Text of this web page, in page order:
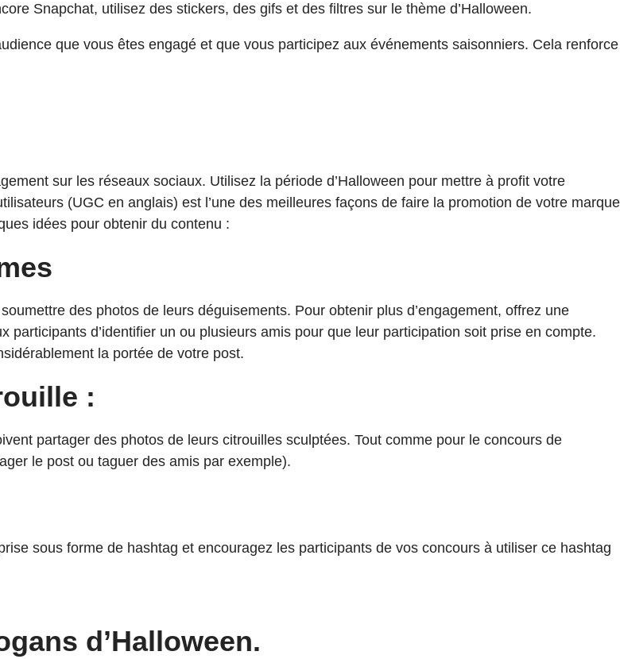
Snapchat, utilisez des stickers, des gifs et des filtres sur le thème d’Halloween.
que vous êtes engagé et que vous participez aux événements saisonniers. Cela renforce
sur les réseaux sociaux. Utilisez la période d’Halloween pour mettre à profit votre
(UGC en anglais) est l’une des meilleures façons de faire la promotion de votre marque
idées pour obtenir du contenu :
des photos de leurs déguisements. Pour obtenir plus d’engagement, offrez une
d’identifier un ou plusieurs amis pour que leur participation soit prise en compte.
la portée de votre post.
:
partager des photos de leurs citrouilles sculptées. Tout comme pour le concours de
le post ou taguer des amis par exemple).
sous forme de hashtag et encouragez les participants de vos concours à utiliser ce hashtag
d’Halloween.